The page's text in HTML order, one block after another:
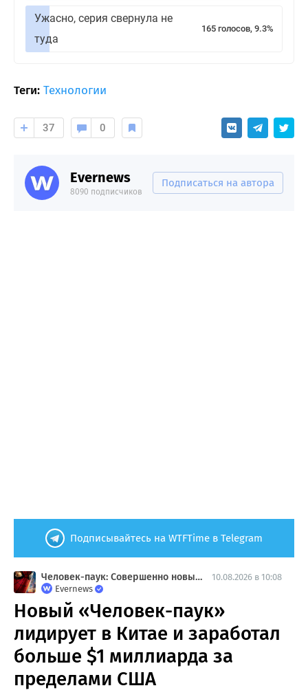
Ужасно, серия свернула не
туда
165 голосов, 9.3%
Теги: Технологии
37 0
Evernews
8090 подписчиков
Подписаться на автора
Подписывайтесь на WTFTime в Telegram
Человек-паук: Совершенно новый день
10.08.2026 в 10:08
Evernews
Новый «Человек-паук»
лидирует в Китае и заработал
больше $1 миллиарда за
пределами США